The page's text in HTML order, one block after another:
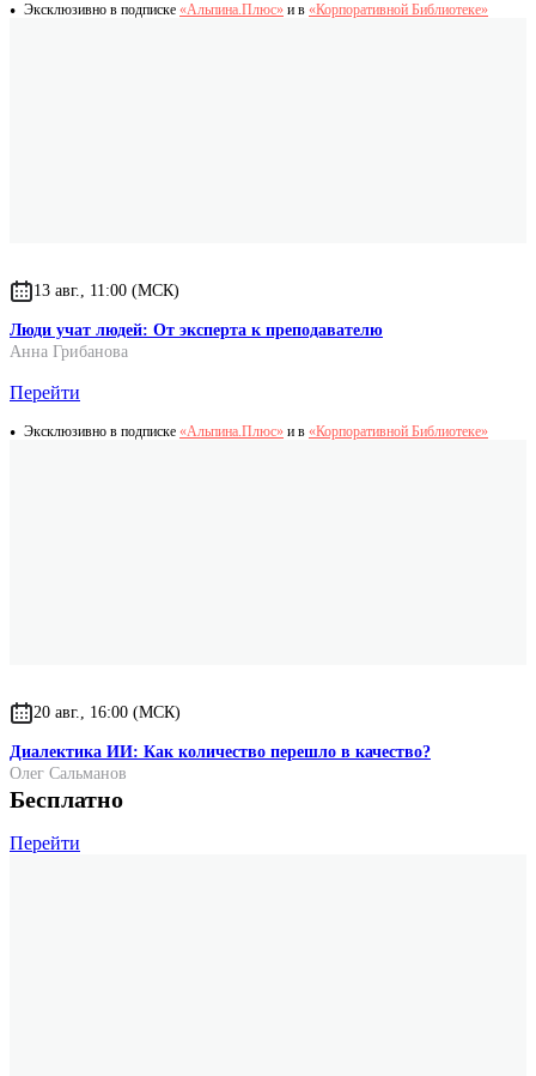
Эксклюзивно в подписке «Альпина.Плюс» и в «Корпоративной Библиотеке»
13 авг., 11:00 (МСК)
Люди учат людей: От эксперта к преподавателю
Анна Грибанова
Перейти
Эксклюзивно в подписке «Альпина.Плюс» и в «Корпоративной Библиотеке»
20 авг., 16:00 (МСК)
Диалектика ИИ: Как количество перешло в качество?
Олег Сальманов
Бесплатно
Перейти